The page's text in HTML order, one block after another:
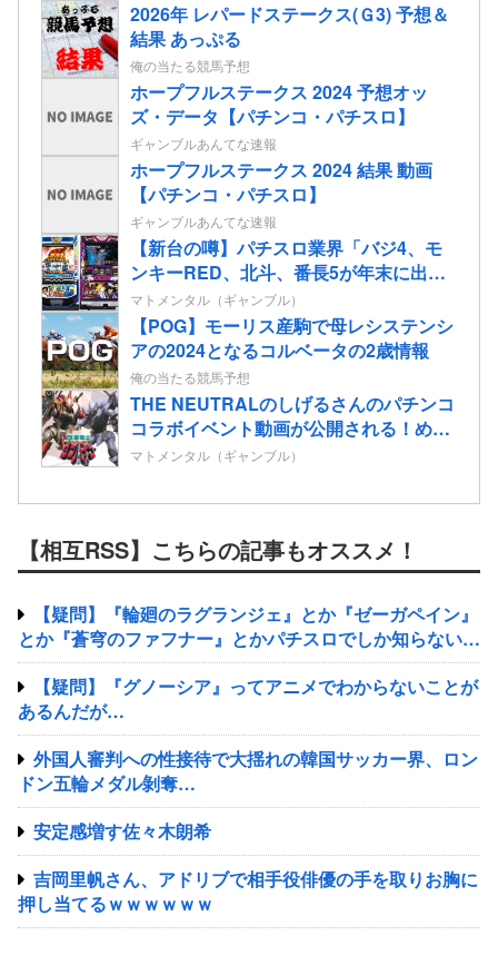
2026年 レパードステークス(Ｇ3) 予想＆
結果 あっぷる
俺の当たる競馬予想
ホープフルステークス 2024 予想オッ
ズ・データ【パチンコ・パチスロ】
ギャンブルあんてな速報
ホープフルステークス 2024 結果 動画
【パチンコ・パチスロ】
ギャンブルあんてな速報
【新台の噂】パチスロ業界「バジ4、モ
ンキーRED、北斗、番長5が年末に出る
ぞ！」←全部一緒に来てどうするんだ
よ！！！少しは分けろよ！
マトメンタル（ギャンブル）
【POG】モーリス産駒で母レシステンシ
アの2024となるコルベータの2歳情報
俺の当たる競馬予想
THE NEUTRALのしげるさんのパチンコ
コラボイベント動画が公開される！めっ
ちゃ楽しそうだな！！！
マトメンタル（ギャンブル）
【相互RSS】こちらの記事もオススメ！
【疑問】『輪廻のラグランジェ』とか『ゼーガペイン』
とか『蒼穹のファフナー』とかパチスロでしか知らない謎
のアニメあるじゃん？
【疑問】『グノーシア』ってアニメでわからないことが
あるんだが…
外国人審判への性接待で大揺れの韓国サッカー界、ロン
ドン五輪メダル剝奪…
安定感増す佐々木朗希
吉岡里帆さん、アドリブで相手役俳優の手を取りお胸に
押し当てるｗｗｗｗｗｗ